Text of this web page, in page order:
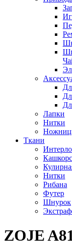
Лапки
Нитки
Ткани
Нитки
Рибана
Футер
Шнурок
ZOJE